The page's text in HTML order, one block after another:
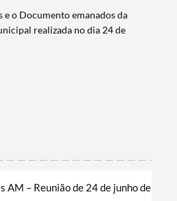
e o Documento emanados da
realizada no dia 24 de
AM – Reunião de 24 de junho de